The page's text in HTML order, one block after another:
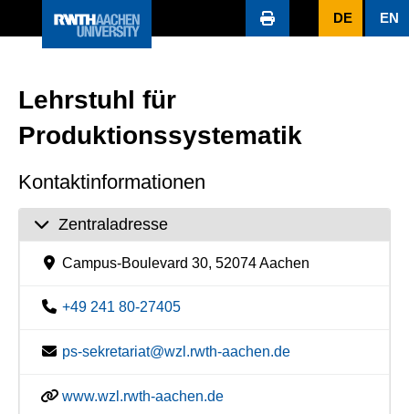
DE EN
Lehrstuhl für
Produktionssystematik
Kontaktinformationen
Zentraladresse
Campus-Boulevard 30, 52074 Aachen
+49 241 80-27405
ps-sekretariat@wzl.rwth-aachen.de
www.wzl.rwth-aachen.de